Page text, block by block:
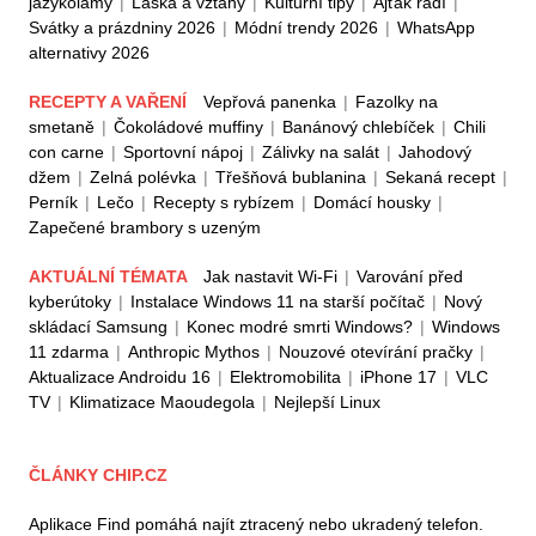
Svátky a prázdniny 2026 | Módní trendy 2026 | WhatsApp
alternativy 2026
RECEPTY A VAŘENÍ Vepřová panenka | Fazolky na
smetaně | Čokoládové muffiny | Banánový chlebíček | Chili
con carne | Sportovní nápoj | Zálivky na salát | Jahodový
džem | Zelná polévka | Třešňová bublanina | Sekaná recept |
Perník | Lečo | Recepty s rybízem | Domácí housky |
Zapečené brambory s uzeným
AKTUÁLNÍ TÉMATA Jak nastavit Wi-Fi | Varování před
kyberútoky | Instalace Windows 11 na starší počítač | Nový
skládací Samsung | Konec modré smrti Windows? | Windows
11 zdarma | Anthropic Mythos | Nouzové otevírání pračky |
Aktualizace Androidu 16 | Elektromobilita | iPhone 17 | VLC
TV | Klimatizace Maoudegola | Nejlepší Linux
ČLÁNKY CHIP.CZ
Aplikace Find pomáhá najít ztracený nebo ukradený telefon.